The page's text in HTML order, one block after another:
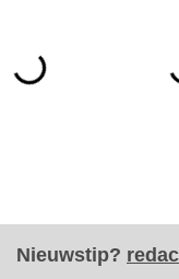
Nieuwstip?